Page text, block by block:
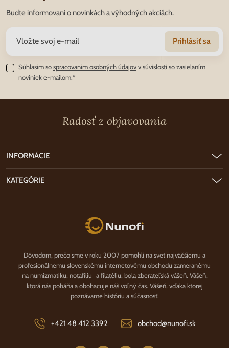
Budte informovaní o novinkách a výhodných akciách.
Prihlásiť sa
Súhlasím sospracovaním osobných údajovv súvislosti so zasielaním
noviniek e-mailom.*
Radosť z objavovania
Nunofi.sk
Dôvodom, prečo sme v roku 2007 pomohli na svet najväčšiemu a
profesionálnemu slovenskému internetovému obchodu zameranému
na numizmatiku, notafíliu a filatéliu, bola zberateľská vášeň. Vášeň,
ktorá nás poháňa a obohacuje náš voľný čas. Vášeň, vďaka ktorej
poznávame históriu a súčasnosť.
+421 48 412 3392 obchod@nunofi.sk
INFORMÁCIE
KATEGÓRIE